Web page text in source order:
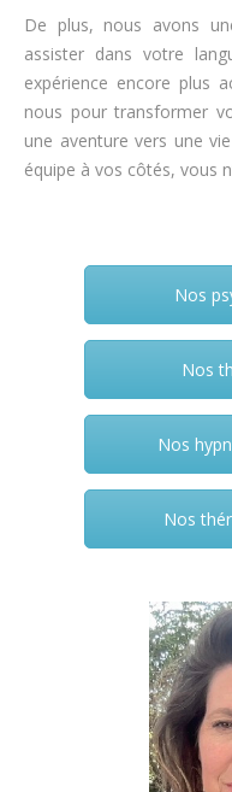
De plus, nous avons
assister dans votre
expérience encore plus
nous pour transformer
une aventure vers une
équipe à vos côtés, vous
Nos
Nos
Nos
Nos